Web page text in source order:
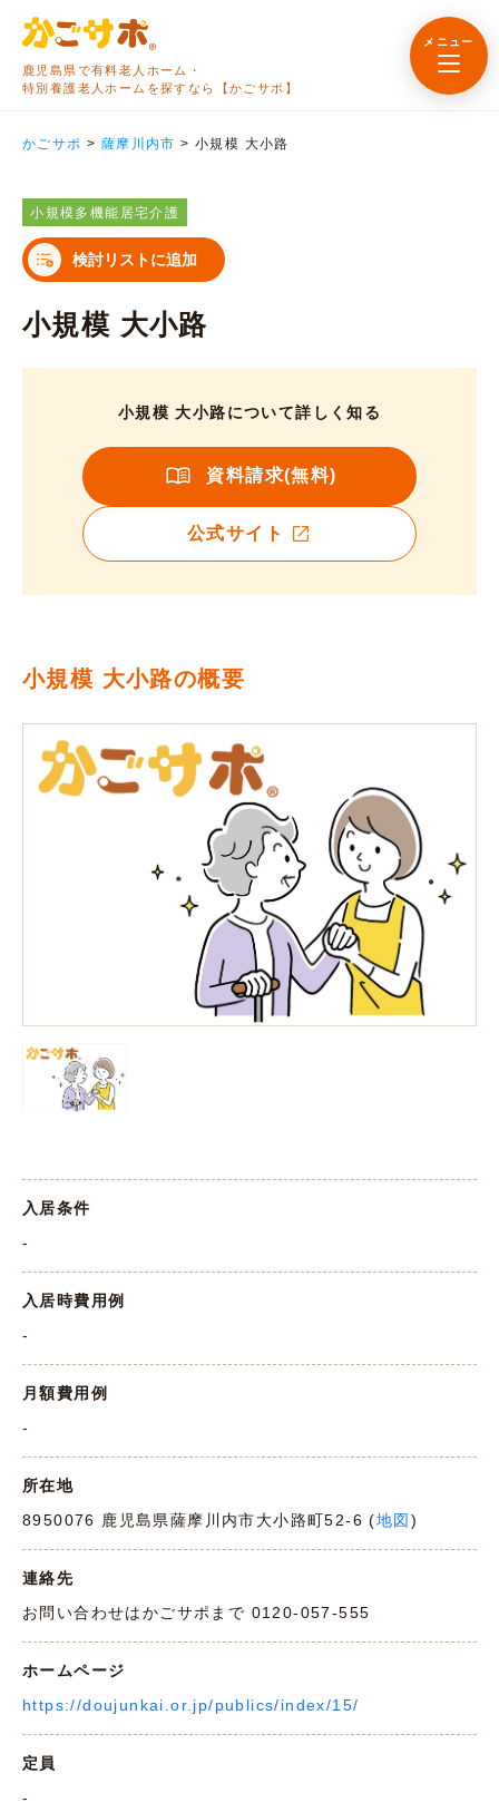
鹿児島県で有料老人ホーム・
特別養護老人ホームを探すなら【かごサポ】
メニュー
かごサポ > 薩摩川内市 >小規模 大小路
小規模多機能居宅介護
検討リストに追加
小規模 大小路
小規模 大小路について詳しく知る
資料請求(無料)
公式サイト
小規模 大小路の概要
入居条件
-
入居時費用例
-
月額費用例
-
所在地
8950076 鹿児島県薩摩川内市大小路町52-6 (地図 )
連絡先
お問い合わせはかごサポまで 0120-057-555
ホームページ
https://doujunkai.or.jp/publics/index/15/
定員
-